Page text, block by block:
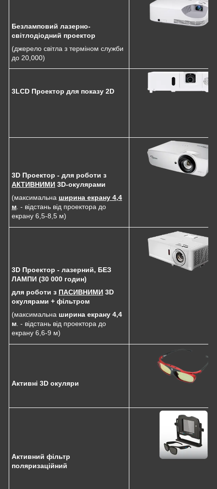
Безламповий лазерно-
світлодіодний проектор
(джерело світла з терміном служби
до 20,000)
3LCD Проектор для показу 2D
3D Проектор - для роботи з
АКТИВНИМИ 3D-окулярами
(максимальна ширина екрану 4,4
м . - відстань від проектора до
екрану 6,5-8,5 м)
3D Проектор - лазерний, БЕЗ
ЛАМПИ (30 000 годин)
для роботи з ПАСИВНИМИ 3D
окулярами + фільтром
(максимальна ширина екрану 4,4
м . - відстань від проектора до
екрану 6,6-9 м)
Активні 3D окуляри
Активний фільтр
поляризаційний